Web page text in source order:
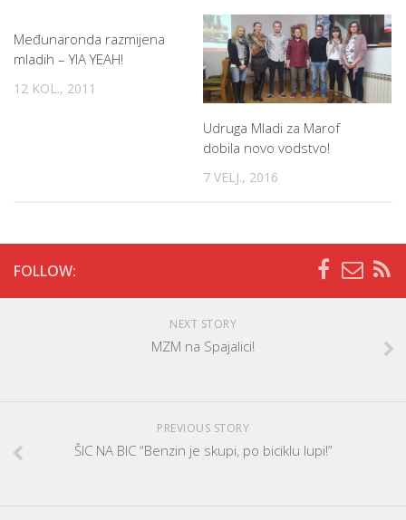
Međunaronda razmijena
mladih – YIA YEAH!
12 KOL., 2011
Udruga Mladi za Marof
dobila novo vodstvo!
7 VELJ., 2016
FOLLOW:
NEXT STORY
MZM na Spajalici!
PREVIOUS STORY
ŠIC NA BIC “Benzin je skupi, po biciklu lupi!”